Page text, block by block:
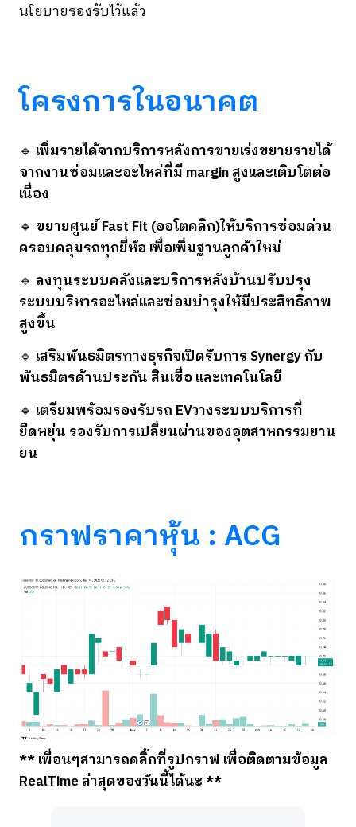
นโยบายรองรับไว้แล้ว
โครงการในอนาคต
🔹 เพิ่มรายได้จากบริการหลังการขายเร่งขยายรายได้
จากงานซ่อมและอะไหล่ที่มี margin สูงและเติบโตต่อ
เนื่อง
🔹 ขยายศูนย์ Fast Fit (ออโตคลิก)ให้บริการซ่อมด่วน
ครอบคลุมรถทุกยี่ห้อ เพื่อเพิ่มฐานลูกค้าใหม่
🔹 ลงทุนระบบคลังและบริการหลังบ้านปรับปรุง
ระบบบริหารอะไหล่และซ่อมบำรุงให้มีประสิทธิภาพ
สูงขึ้น
🔹 เสริมพันธมิตรทางธุรกิจเปิดรับการ Synergy กับ
พันธมิตรด้านประกัน สินเชื่อ และเทคโนโลยี
🔹 เตรียมพร้อมรองรับรถ EVวางระบบบริการที่
ยืดหยุ่น รองรับการเปลี่ยนผ่านของอุตสาหกรรมยาน
ยน
กราฟราคาหุ้น : ACG
** เพื่อนๆสามารถคลิ้กที่รูปกราฟ เพื่อติดตามข้อมูล
RealTime ล่าสุดของวันนี้ได้นะ **